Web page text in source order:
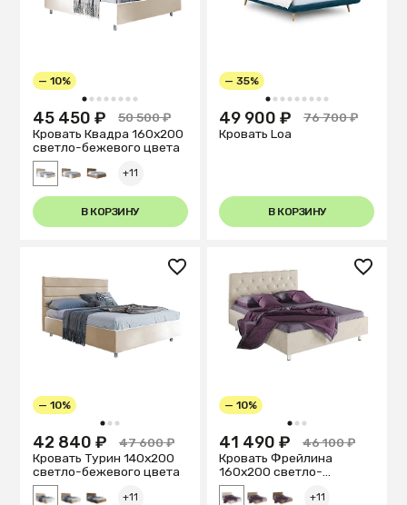
1 2 3 4 5 6 7 8
— 10%
45 450 ₽
50 500 ₽
Кровать Квадра 160х200
светло-бежевого цвета
+11
В КОРЗИНУ
1 2 3 4 5 6 7 8 9
— 35%
49 900 ₽
76 700 ₽
Кровать Loa
В КОРЗИНУ
1 2 3
— 10%
42 840 ₽
47 600 ₽
Кровать Турин 140х200
светло-бежевого цвета
+11
1 2 3
— 10%
41 490 ₽
46 100 ₽
Кровать Фрейлина
160х200 светло-
бежевого цвета
+11